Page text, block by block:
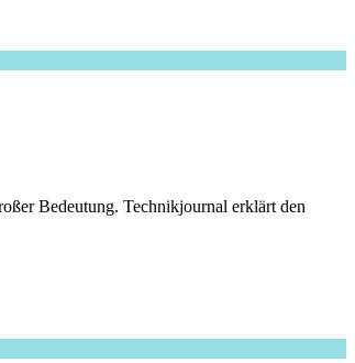
Bedeutung. Technikjournal erklärt den